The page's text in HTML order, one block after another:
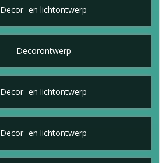
Decor- en lichtontwerp
Decorontwerp
Decor- en lichtontwerp
Decor- en lichtontwerp